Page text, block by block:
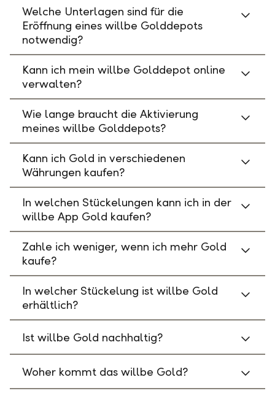
Welche Unterlagen sind für die
Eröffnung eines willbe Golddepots
notwendig?
Kann ich mein willbe Golddepot online
verwalten?
Wie lange braucht die Aktivierung
meines willbe Golddepots?
Kann ich Gold in verschiedenen
Währungen kaufen?
In welchen Stückelungen kann ich in der
willbe App Gold kaufen?
Zahle ich weniger, wenn ich mehr Gold
kaufe?
In welcher Stückelung ist willbe Gold
erhältlich?
Ist willbe Gold nachhaltig?
Woher kommt das willbe Gold?